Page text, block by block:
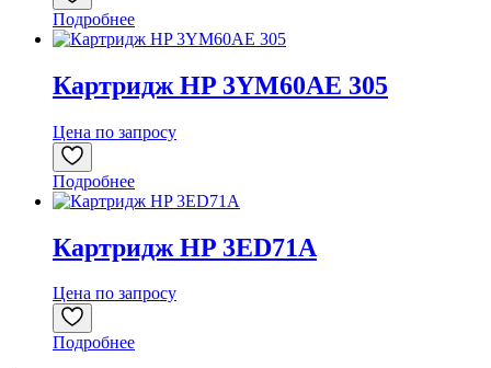
Подробнее
Картридж HP 3YM60AE 305
Цена по запросу
Подробнее
Картридж HP 3ED71A
Цена по запросу
Подробнее